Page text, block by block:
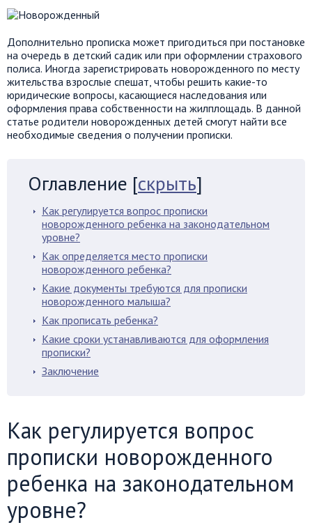
Дополнительно прописка может пригодиться при постановке
на очередь в детский садик или при оформлении страхового
полиса. Иногда зарегистрировать новорожденного по месту
жительства взрослые спешат, чтобы решить какие-то
юридические вопросы, касающиеся наследования или
оформления права собственности на жилплощадь. В данной
статье родители новорожденных детей смогут найти все
необходимые сведения о получении прописки.
Оглавление [скрыть]
Как регулируется вопрос прописки
новорожденного ребенка на законодательном
уровне?
Как определяется место прописки
новорожденного ребенка?
Какие документы требуются для прописки
новорожденного малыша?
Как прописать ребенка?
Какие сроки устанавливаются для оформления
прописки?
Заключение
Как регулируется вопрос
прописки новорожденного
ребенка на законодательном
уровне?